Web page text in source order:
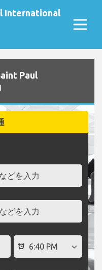
International
Paul